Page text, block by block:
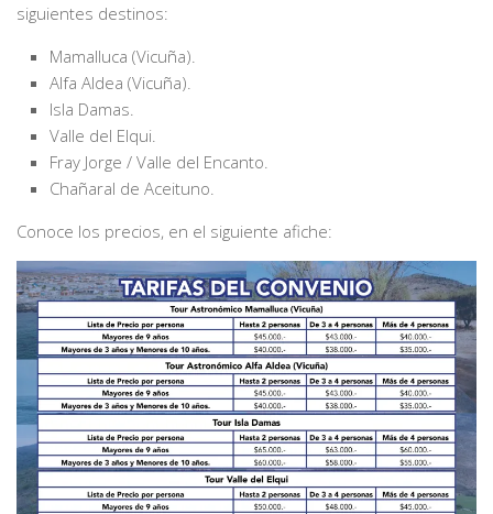
siguientes destinos:
Mamalluca (Vicuña).
Alfa Aldea (Vicuña).
Isla Damas.
Valle del Elqui.
Fray Jorge / Valle del Encanto.
Chañaral de Aceituno.
Conoce los precios, en el siguiente afiche: